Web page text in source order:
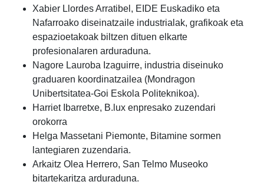
Xabier Llordes Arratibel, EIDE Euskadiko eta
Nafarroako diseinatzaile industrialak, grafikoak eta
espazioetakoak biltzen dituen elkarte
profesionalaren arduraduna.
Nagore Lauroba Izaguirre, industria diseinuko
graduaren koordinatzailea (Mondragon
Unibertsitatea-Goi Eskola Politeknikoa).
Harriet Ibarretxe, B.lux enpresako zuzendari
orokorra
Helga Massetani Piemonte, Bitamine sormen
lantegiaren zuzendaria.
Arkaitz Olea Herrero, San Telmo Museoko
bitartekaritza arduraduna.